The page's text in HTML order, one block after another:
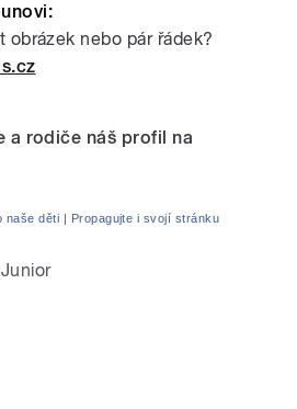
obrázek nebo pár řádek?
a rodiče náš profil na
naše děti Propagujte i svojí stránku